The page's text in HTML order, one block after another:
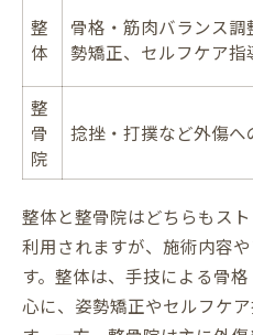
整
体
骨格・筋肉バランス調
勢矯正、セルフケア指
整
骨
院
捻挫・打撲など外傷へ
整体と整骨院はどちらもス
利用されますが、施術内容
す。整体は、手技による骨
心に、姿勢矯正やセルフケ